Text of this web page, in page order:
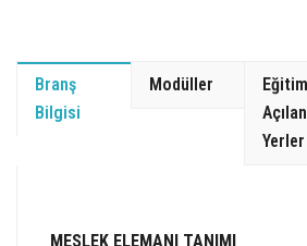
Branş
Bilgisi
Modüller
Açılan
Yerler
MESLEK ELEMANI TANIMI